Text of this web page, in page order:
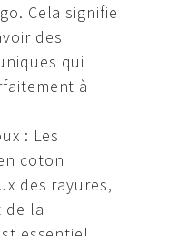
Cela signifie
des
qui
à
: Les
coton
des rayures,
de la